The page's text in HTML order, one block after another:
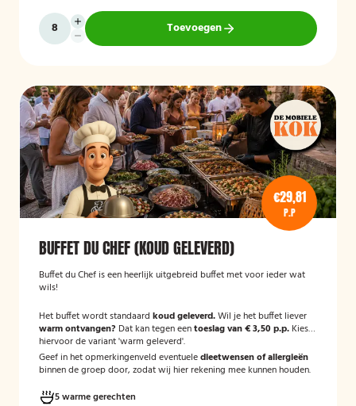
Toevoegen
€29,81
P.P
BUFFET DU CHEF (KOUD GELEVERD)
Buffet du Chef is een heerlijk uitgebreid buffet met voor ieder wat
wils!
Het buffet wordt standaard koud geleverd.Wil je het buffet liever
warm ontvangen? Dat kan tegen eentoeslag van € 3,50 p.p. Kies
hiervoor de variant 'warm geleverd'.
Geef in het opmerkingenveld eventueledieetwensen of allergieën
binnen de groep door, zodat wij hier rekening mee kunnen houden.
5 warme gerechten